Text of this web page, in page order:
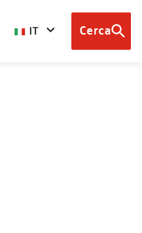
IT
Browse
Cerca